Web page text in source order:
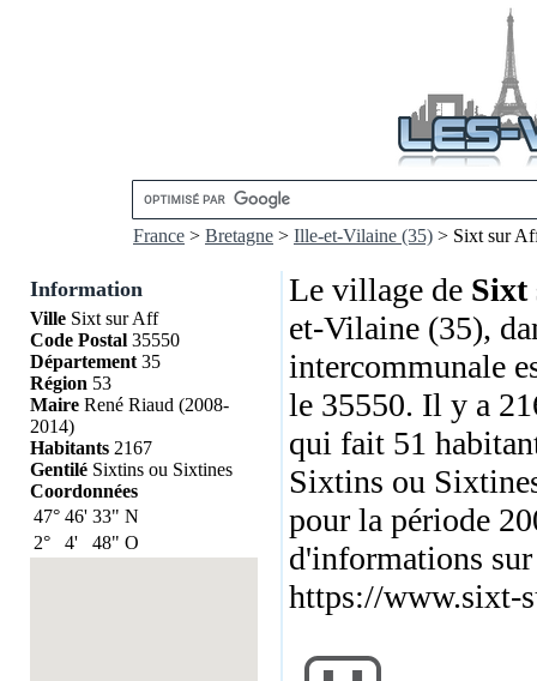
France > Bretagne > Ille-et-Vilaine (35) > Sixt sur
Information
VilleSixt sur Aff
Code Postal35550
Département35
Région 53
MaireRené Riaud (2008-
2014)
Habitants2167
GentiléSixtins ou Sixtines
Coordonnées
47° 46' 33" N
2°
4' 48" O
Le village de Sixt
et-Vilaine (35),
intercommunale
le 35550. Il y a
qui fait 51
Sixtins ou
pour la période
d'informations
https://www.sixt-